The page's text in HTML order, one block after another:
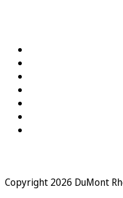
Copyright 2026 DuMont